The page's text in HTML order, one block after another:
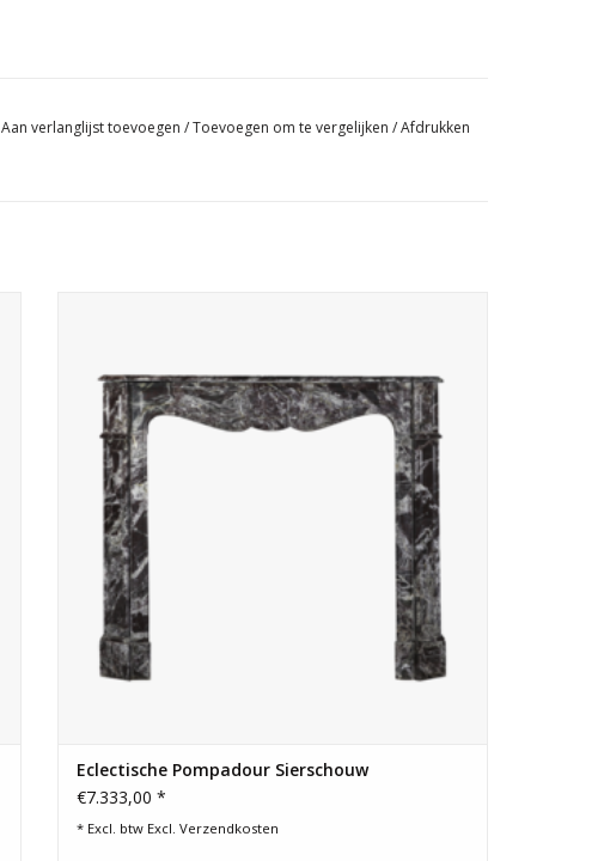
Aan verlanglijst toevoegen /Toevoegen om te vergelijken /Afdrukken
Eclectische Pompadour Sierschouw
€7.333,00 *
* Excl. btw Excl. Verzendkosten